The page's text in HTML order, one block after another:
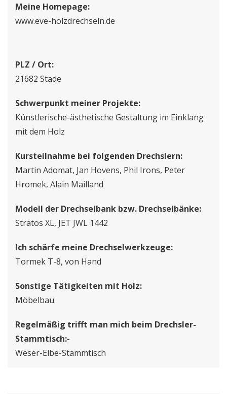
Meine Homepage:
www.eve-holzdrechseln.de
PLZ / Ort:
21682 Stade
Schwerpunkt meiner Projekte:
Künstlerische-ästhetische Gestaltung im Einklang
mit dem Holz
Kursteilnahme bei folgenden Drechslern:
Martin Adomat, Jan Hovens, Phil Irons, Peter
Hromek, Alain Mailland
Modell der Drechselbank bzw. Drechselbänke:
Stratos XL, JET JWL 1442
Ich schärfe meine Drechselwerkzeuge:
Tormek T-8, von Hand
Sonstige Tätigkeiten mit Holz:
Möbelbau
Regelmäßig trifft man mich beim Drechsler-
Stammtisch:-
Weser-Elbe-Stammtisch